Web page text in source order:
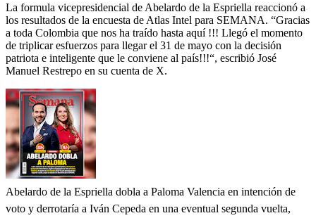
La formula vicepresidencial de Abelardo de la Espriella reaccionó a
los resultados de la encuesta de Atlas Intel para SEMANA. “Gracias
a toda Colombia que nos ha traído hasta aquí !!! Llegó el momento
de triplicar esfuerzos para llegar el 31 de mayo con la decisión
patriota e inteligente que le conviene al país!!!“, escribió José
Manuel Restrepo en su cuenta de X.
Abelardo de la Espriella dobla a Paloma Valencia en intención de
voto y derrotaría a Iván Cepeda en una eventual segunda vuelta,